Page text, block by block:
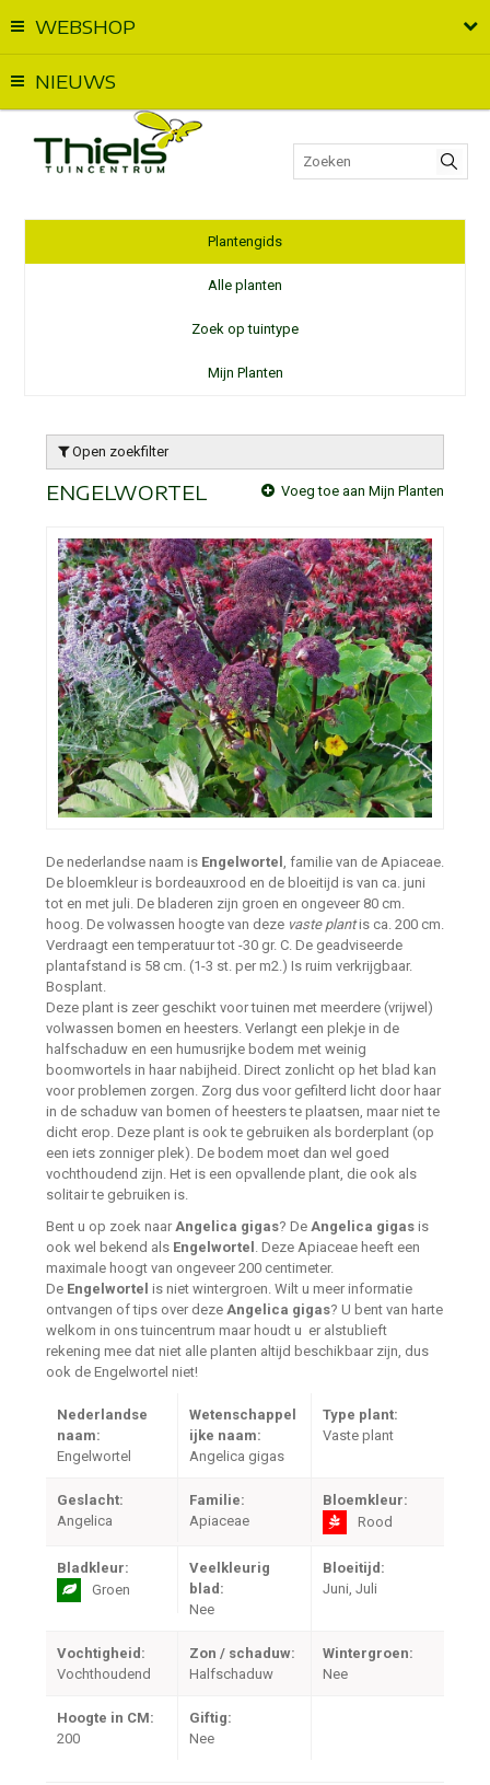
WEBSHOP
NIEUWS
Plantengids
Alle planten
Zoek op tuintype
Mijn Planten
Open zoekfilter
ENGELWORTEL Voeg toe aan Mijn Planten
De nederlandse naam is Engelwortel , familie van de Apiaceae.
De bloemkleur is bordeauxrood en de bloeitijd is van ca. juni
tot en met juli. De bladeren zijn groen en ongeveer 80 cm.
hoog. De volwassen hoogte van deze vaste plantis ca. 200 cm.
Verdraagt een temperatuur tot -30 gr. C. De geadviseerde
plantafstand is 58 cm. (1-3 st. per m2.) Is ruim verkrijgbaar.
Bosplant.
Deze plant is zeer geschikt voor tuinen met meerdere (vrijwel)
volwassen bomen en heesters. Verlangt een plekje in de
halfschaduw en een humusrijke bodem met weinig
boomwortels in haar nabijheid. Direct zonlicht op het blad kan
voor problemen zorgen. Zorg dus voor gefilterd licht door haar
in de schaduw van bomen of heesters te plaatsen, maar niet te
dicht erop. Deze plant is ook te gebruiken als borderplant (op
een iets zonniger plek). De bodem moet dan wel goed
vochthoudend zijn. Het is een opvallende plant, die ook als
solitair te gebruiken is.
Bent u op zoek naar Angelica gigas? De Angelica gigas is
ook wel bekend als Engelwortel . Deze Apiaceae heeft een
maximale hoogt van ongeveer 200 centimeter.
De Engelwortel is niet wintergroen. Wilt u meer informatie
ontvangen of tips over deze Angelica gigas? U bent van harte
welkom in ons tuincentrum maar houdt u er alstublieft
rekening mee dat niet alle planten altijd beschikbaar zijn, dus
ook de Engelwortel niet!
Nederlandse
naam:
Engelwortel
Wetenschappel
ijke naam:
Angelica gigas
Type plant:
Vaste plant
Geslacht:
Angelica
Familie:
Apiaceae
Bloemkleur:
Rood
Bladkleur:
Groen
Veelkleurig
blad:
Nee
Bloeitijd:
Juni, Juli
Vochtigheid:
Vochthoudend
Zon / schaduw:
Halfschaduw
Wintergroen:
Nee
Hoogte in CM:
200
Giftig:
Nee